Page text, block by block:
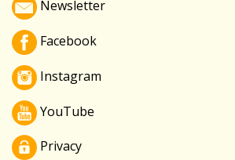
Newsletter
Facebook
Instagram
YouTube
Privacy